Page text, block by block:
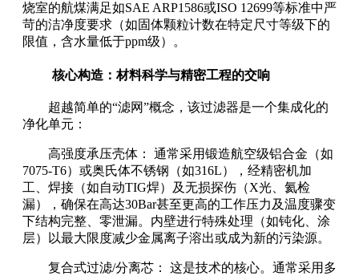
烧室的航煤满足如SAE ARP1586或ISO 12699等标准中严
苛的洁净度要求（如固体颗粒计数在特定尺寸等级下的
限值，含水量低于ppm级）。
核心构造：材料科学与精密工程的交响
超越简单的“滤网”概念，该过滤器是一个集成化的
净化单元：
高强度承压壳体： 通常采用锻造航空级铝合金（如
7075-T6）或奥氏体不锈钢（如316L），经精密机加
工、焊接（如自动TIG焊）及无损探伤（X光、氦检
漏），确保在高达30Bar甚至更高的工作压力及温度骤变
下结构完整、零泄漏。内壁进行特殊处理（如钝化、涂
层）以最大限度减少金属离子溶出或成为新的污染源。
复合式过滤/分离芯： 这是技术的核心。通常采用多